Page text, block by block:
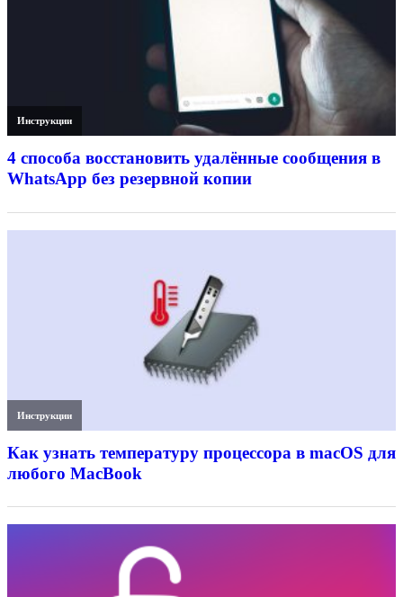
Инструкции
4 способа восстановить удалённые сообщения в
WhatsApp без резервной копии
Инструкции
Как узнать температуру процессора в macOS для
любого MacBook